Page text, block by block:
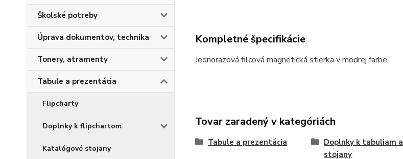
Školské potreby
Úprava dokumentov, technika
Tonery, atramenty
Tabule a prezentácia
Flipcharty
Doplnky k flipchartom
Katalógové stojany
Kompletné špecifikácie
Jednorazová filcová magnetická stierka v modrej farbe.
Tovar zaradený v kategóriách
Tabule a prezentácia
Doplnky k tabuliam a
stojany